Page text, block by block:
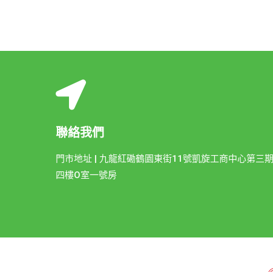
聯絡我們
門市地址 | 九龍紅磡鶴園東街11號凱旋工商中心第三期
四樓O室一號房